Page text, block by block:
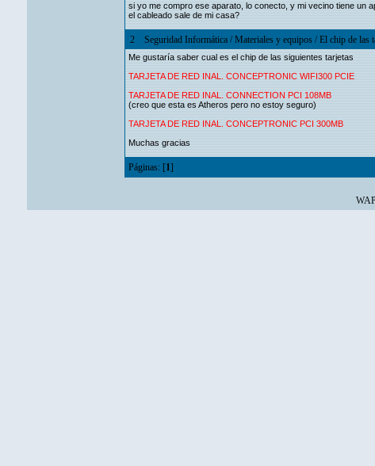
si yo me compro ese aparato, lo conecto, y mi vecino tiene un
el cableado sale de mi casa?
2 Seguridad Informática /Materiales y equipos /El chip de las
Me gustaría saber cual es el chip de las siguientes tarjetas
TARJETA DE RED INAL. CONCEPTRONIC WIFI300 PCIE
TARJETA DE RED INAL. CONNECTION PCI 108MB
(creo que esta es Atheros pero no estoy seguro)
TARJETA DE RED INAL. CONCEPTRONIC PCI 300MB
Muchas gracias
Páginas: [1]